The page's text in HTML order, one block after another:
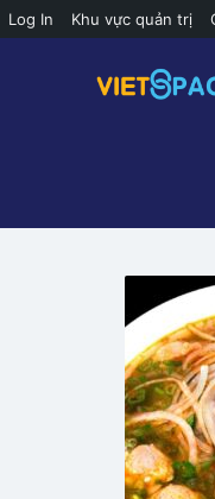
Log In Khu vực quản trị